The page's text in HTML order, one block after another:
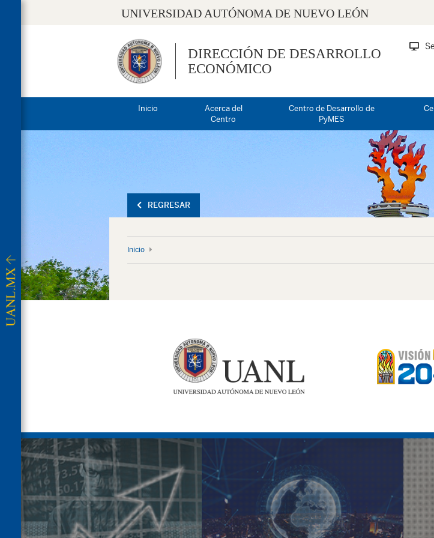
UNIVERSIDAD AUTÓNOMA DE NUEVO LEÓN
DIRECCIÓN DE DESARROLLO
ECONÓMICO
Inicio
Acerca del
Centro
Centro de Desarrollo de
PyMES
REGRESAR
Inicio